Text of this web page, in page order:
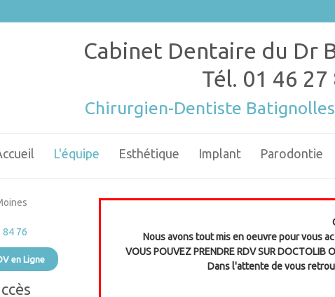
Cabinet Dentaire du Dr
Tél. 01 46 27
Chirurgien-Dentiste
L'équipe Esthétique Implant Parodontie
Nous avons tout mis en oeuvre pour vous
VOUS POUVEZ PRENDRE RDV SUR DOCTOLIB
Dans l'attente de vous
84 76
en Ligne